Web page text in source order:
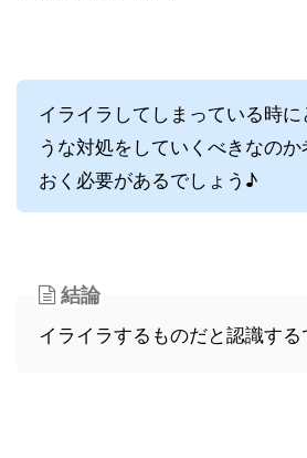
イライラしてしまっている時に
うな対処をしていくべきなのか
おく必要があるでしょう♪
結論
イライラするものだと認識する